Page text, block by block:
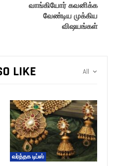
வாங்கியோர் கவனிக்க
வேண்டிய முக்கிய
விஷயங்கள்
All
LIKE
வர்த்தக டிப்ஸ்